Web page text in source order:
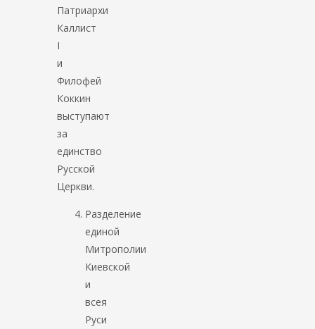
Патриархи
Каллист
І
и
Филофей
Коккин
выступают
за
единство
Русской
Церкви.
Разделение
единой
Митрополии
Киевской
и
всея
Руси